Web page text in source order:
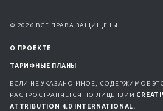
© 2026 ВСЕ ПРАВА ЗАЩИЩЕНЫ.
О ПРОЕКТЕ
ТАРИФНЫЕ ПЛАНЫ
ЕСЛИ НЕ УКАЗАНО ИНОЕ, СОДЕРЖИМОЕ
РАСПРОСТРАНЯЕТСЯ ПО ЛИЦЕНЗИИ
ATTRIBUTION 4.0 INTERNATIONAL.